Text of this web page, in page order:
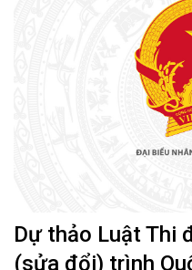
Dự thảo Luật Thi
(sửa đổi) trình